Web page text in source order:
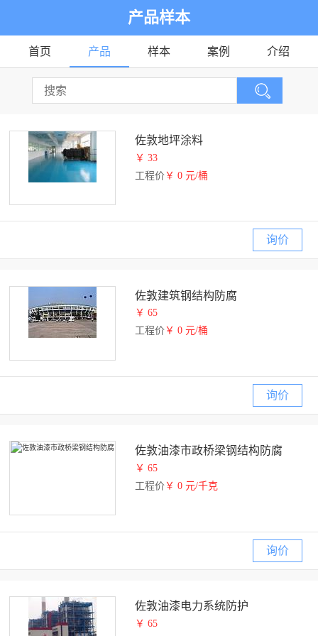
产品样本
首页 产品 样本 案例 介绍
佐敦地坪涂料
￥ 33
工程价 ￥ 0 元/桶
询价
佐敦建筑钢结构防腐
￥ 65
工程价 ￥ 0 元/桶
询价
佐敦油漆市政桥梁钢结构防腐
￥ 65
工程价 ￥ 0 元/千克
询价
佐敦油漆电力系统防护
￥ 65